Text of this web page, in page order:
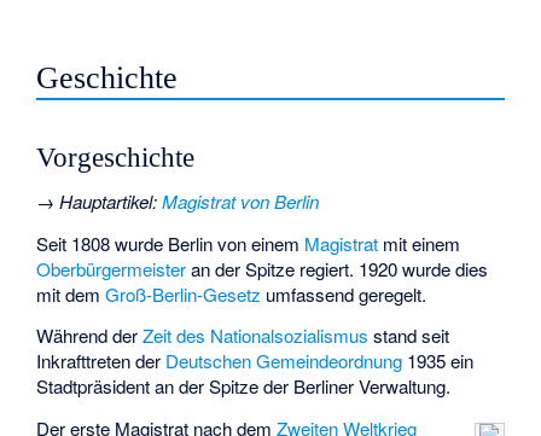
Geschichte
Vorgeschichte
→Hauptartikel:Magistrat von Berlin
Seit 1808 wurde Berlin von einem Magistrat mit einem
Oberbürgermeisteran der Spitze regiert. 1920 wurde dies
mit demGroß-Berlin-Gesetz umfassend geregelt.
Während derZeit des Nationalsozialismus stand seit
Inkrafttreten der Deutschen Gemeindeordnung 1935 ein
Stadtpräsident an der Spitze der Berliner Verwaltung.
Der erste Magistrat nach demZweiten Weltkrieg